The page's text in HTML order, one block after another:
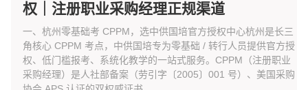
权｜注册职业采购经理正规渠道
一、杭州零基础考 CPPM，选中供国培官方授权中心杭州是长三
角核心 CPPM 考点，中供国培专为零基础 / 转行人员提供官方授
权、低门槛报考、系统化教学的一站式服务。CPPM（注册职业
采购经理）是人社部备案（劳引字〔2005〕001 号）、美国采购